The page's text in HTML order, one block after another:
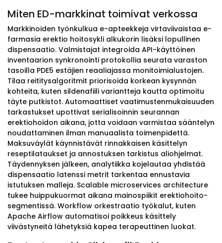
Miten ED-markkinat toimivat verkossa
Markkinoiden työnkulkua e-apteekkeja virtaviivaistaa e-
farmasia erektio hoitosykli alkukorin lisäksi lopullinen
dispensaatio. Valmistajat integroida API-käyttöinen
inventaarion synkronointi protokollia seurata varaston
tasoilla PDE5 estäjien reaaliajassa monitoimialustojen.
Tilaa reititysalgoritmit priorisoida korkean kysynnän
kohteita, kuten sildenafiili variantteja kautta optimoitu
täyte putkistot. Automaattiset vaatimustenmukaisuuden
tarkastukset upottivat serialisoinnin seurannan
erektiohoidon aikana, jotta voidaan varmistaa sääntelyn
noudattaminen ilman manuaalista toimenpidettä.
Maksuväylät käynnistävät rinnakkaisen käsittelyn
reseptilataukset ja annostuksen tarkistus aliohjelmat.
Täydennyksen jälkeen, analytiikka kojelautaa yhdistää
dispensaatio latenssi metrit tarkentaa ennustavia
istutuksen malleja. Scalable microservices architecture
tukee huippukuormat aikana mainospiikit erektiohoito-
segmentissä. Workflow orkestraatio työkalut, kuten
Apache Airflow automatisoi poikkeus käsittely
viivästyneitä lähetyksiä kapea terapeuttinen luokat.